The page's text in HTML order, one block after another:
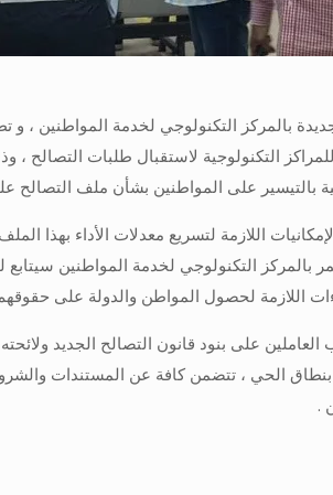
التكنولوجية لاستقبال طلبات
بالتيسير على المواطنين بشأن ملف التصالح
اللازمة لتسريع معدلات الأداء بهذا
التكنولوجي لخدمة المواطنين
اللازمة لحصول المواطن والدولة على حقوقهم
على بنود قانون التصالح الجديد
الحي ، تتضمن كافة عن المستندات
.